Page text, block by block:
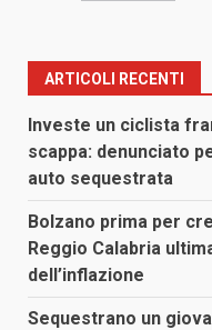
ARTICOLI RECENTI
Investe un ciclista
scappa: denunciato
auto sequestrata
Bolzano prima per
Reggio Calabria
dell’inflazione
Sequestrano un